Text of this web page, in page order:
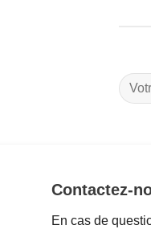
Contactez-
En cas de